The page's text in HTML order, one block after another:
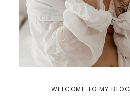
WELCOME TO MY BLOG